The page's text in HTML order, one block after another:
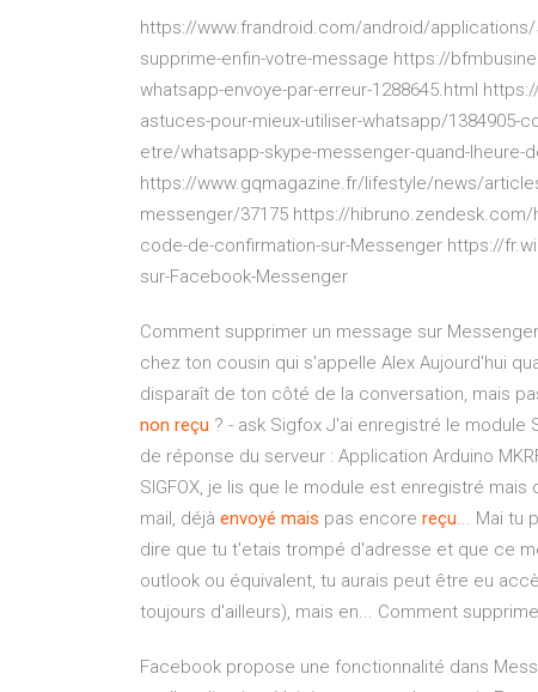
https://www.frandroid.com/android/
supprime-enfin-votre-message https://
whatsapp-envoye-par-erreur-1288645.html
astuces-pour-mieux-utiliser-whatsapp/
etre/whatsapp-skype-messenger-quand-lheure-
https://www.gqmagazine.fr/lifestyle/news/
messenger/37175 https://hibruno.zendesk.com/
code-de-confirmation-sur-Messenger https://
sur-Facebook-Messenger
Comment supprimer un message sur
chez ton cousin qui s'appelle Alex Aujourd'hui
disparaît de ton côté de la conversation, mais
non reçu ? - ask Sigfox J'ai enregistré le module
de réponse du serveur : Application Arduino
SIGFOX, je lis que le module est enregistré
mail, déjà envoyé mais pas encore reçu... Mai tu
dire que tu t'etais trompé d'adresse et que ce
outlook ou équivalent, tu aurais peut être eu
toujours d'ailleurs), mais en... Comment
Facebook propose une fonctionnalité dans